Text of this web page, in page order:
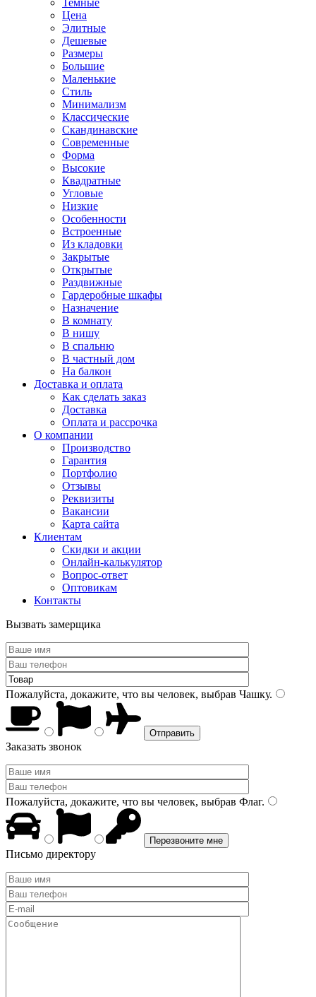
Темные
Цена
Элитные
Дешевые
Размеры
Большие
Маленькие
Стиль
Минимализм
Классические
Скандинавские
Современные
Форма
Высокие
Квадратные
Угловые
Низкие
Особенности
Встроенные
Из кладовки
Закрытые
Открытые
Раздвижные
Гардеробные шкафы
Назначение
В комнату
В нишу
В спальню
В частный дом
На балкон
Доставка и оплата
Как сделать заказ
Доставка
Оплата и рассрочка
О компании
Производство
Гарантия
Портфолио
Отзывы
Реквизиты
Вакансии
Карта сайта
Клиентам
Скидки и акции
Онлайн-калькулятор
Вопрос-ответ
Оптовикам
Контакты
Вызвать замерщика
Пожалуйста, докажите, что вы человек, выбрав Чашку.
Заказать звонок
Пожалуйста, докажите, что вы человек, выбрав Флаг.
Письмо директору